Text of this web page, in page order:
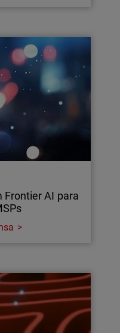
Frontier AI para